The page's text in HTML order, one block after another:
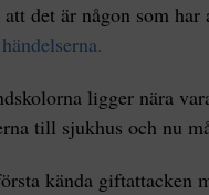
det är någon som har
ligger nära
till sjukhus och nu
kända giftattacken